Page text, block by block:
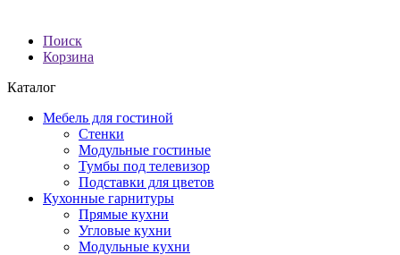
Поиск
Корзина
Каталог
Мебель для гостиной
Стенки
Модульные гостиные
Тумбы под телевизор
Подставки для цветов
Кухонные гарнитуры
Прямые кухни
Угловые кухни
Модульные кухни